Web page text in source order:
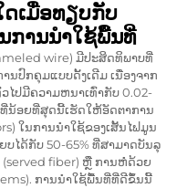
ດເມື່ອທຽບກັບ
ການນຳໃຊ້ພື້ນທີ່
wire) ມີປະສິດທິພາບທີ່
ນປົກຄຸມແບບດັ້ງເດີມ ເນື່ອງຈາກ
ໄປມີຄວາມຫນາເທົ່າກັບ 0.02-
ນ້ອຍທີ່ສຸດນີ້ເຮັດໃຫ້ອັດຕາການ
ໃນການນຳໃຊ້ຂອງເສັ້ນໄຟມູນ
ບໄດ້ກັບ 50-65% ທີ່ສາມາດບັນລຸ
fiber) ຫຼື ການຫໍ່ດ້ວຍ
ການນຳໃຊ້ພື້ນທີ່ທີ່ດີຂຶ້ນນີ້